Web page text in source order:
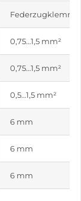
Federzugklemme
0,75…1,5 mm²
0,75…1,5 mm²
0,5…1,5 mm²
6 mm
6 mm
6 mm